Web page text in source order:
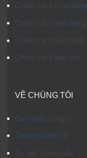
Chính sách mua hàng
Chính sách giao hàng
Chính sách bảo hành
Chính sách bảo mật
VỀ CHÚNG TÔI
Giới thiệu công ty
Thông tin liên hệ
Tư vấn chọn mẫu